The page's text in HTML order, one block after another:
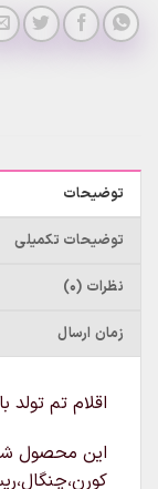
توضیحات
توضیحات تکمیلی
نظرات (0)
زمان ارسال
اقلام تم تولد
این محصول